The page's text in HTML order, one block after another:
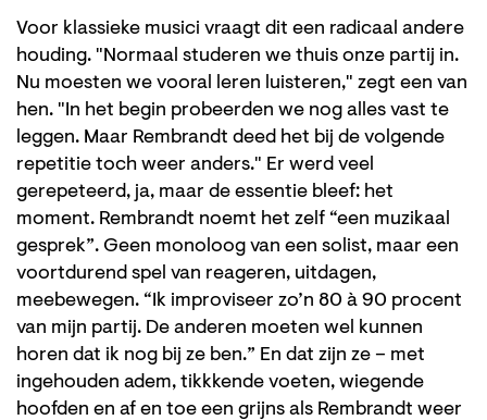
Voor klassieke musici vraagt dit een radicaal andere
houding. "Normaal studeren we thuis onze partij in.
Nu moesten we vooral leren luisteren," zegt een van
hen. "In het begin probeerden we nog alles vast te
leggen. Maar Rembrandt deed het bij de volgende
repetitie toch weer anders." Er werd veel
gerepeteerd, ja, maar de essentie bleef: het
moment. Rembrandt noemt het zelf “een muzikaal
gesprek”. Geen monoloog van een solist, maar een
voortdurend spel van reageren, uitdagen,
meebewegen. “Ik improviseer zo’n 80 à 90 procent
van mijn partij. De anderen moeten wel kunnen
horen dat ik nog bij ze ben.” En dat zijn ze – met
ingehouden adem, tikkkende voeten, wiegende
hoofden en af en toe een grijns als Rembrandt weer